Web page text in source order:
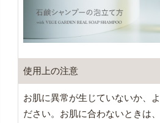
使用上の注意
お肌に異常が生じていないか、
ださい。お肌に合わないときは